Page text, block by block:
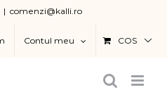
| comenzi@kalli.ro
Contul meu COS